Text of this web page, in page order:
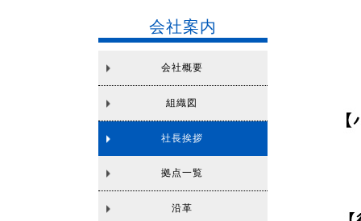
会社案内
会社概要
組織図
社長挨拶
拠点一覧
沿革